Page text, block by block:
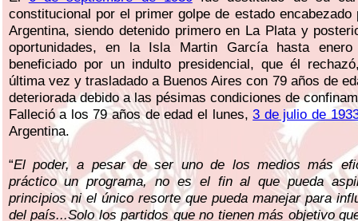
constitucional por el primer golpe de estado
Argentina, siendo detenido primero en La Plata y
oportunidades, en la Isla Martin García hasta
beneficiado por un indulto presidencial, que él
última vez y trasladado a Buenos Aires con 79 años de
deteriorada debido a las pésimas condiciones de
Falleció a los 79 años de edad el lunes,3 de julio de
Argentina.
“El poder, a pesar de ser uno de los medios más
práctico un programa, no es el fin al que pueda
principios ni el único resorte que pueda manejar para
del país...Solo los partidos que no tienen más objetivo